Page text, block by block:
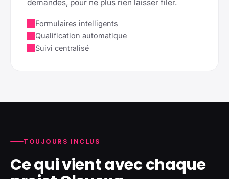
demandes, pour ne plus rien laisser filer.
Formulaires intelligents
Qualification automatique
Suivi centralisé
TOUJOURS INCLUS
Ce qui vient avec chaque